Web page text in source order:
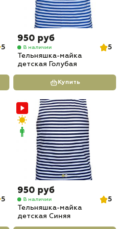
5
950 руб
В наличии
5
Тельняшка-майка
детская Голубая
Купить
5
950 руб
В наличии
5
Тельняшка-майка
детская Синяя